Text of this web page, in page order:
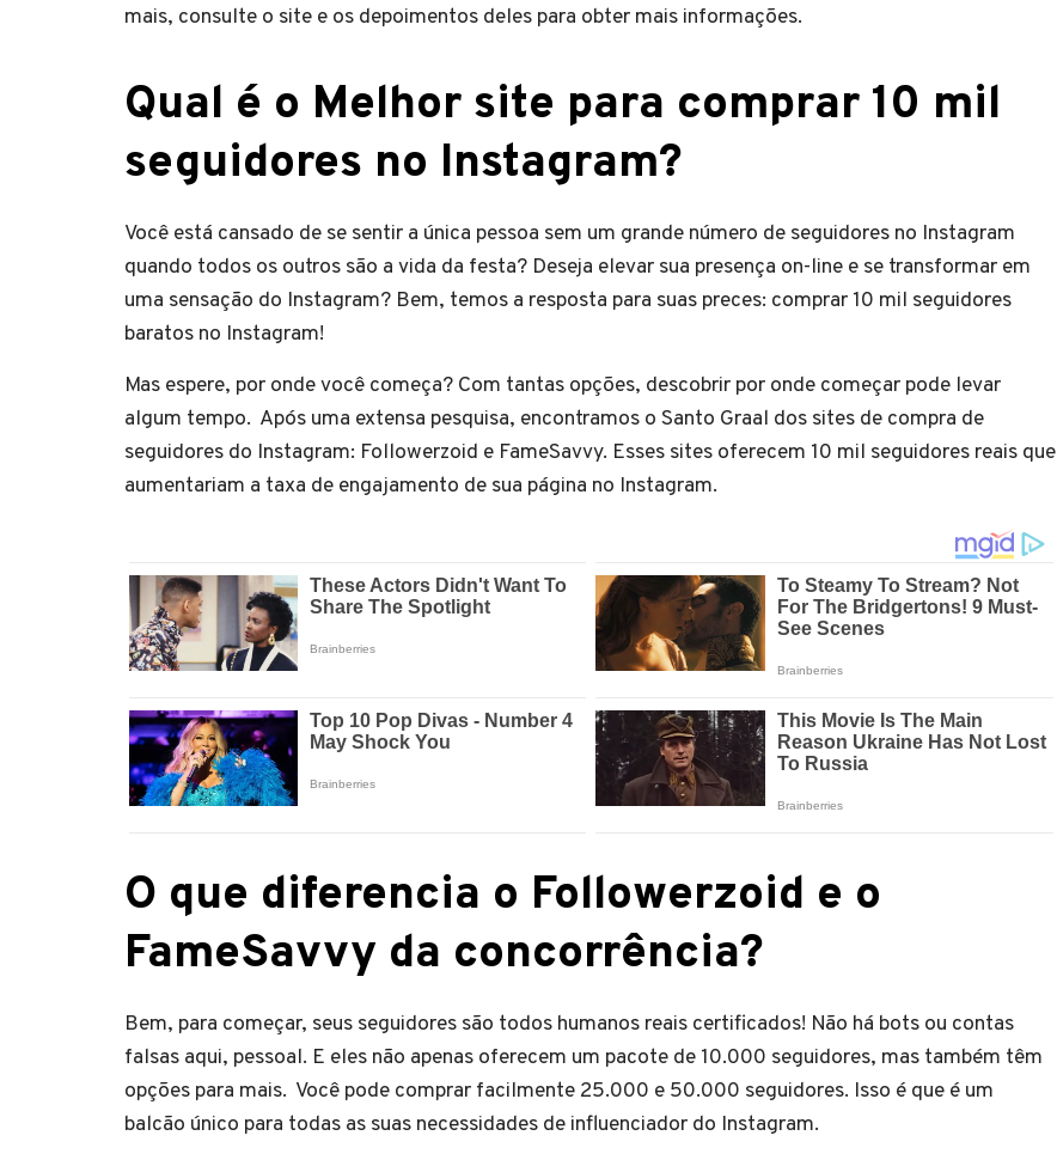
mais, consulte o site e os depoimentos deles para obter mais informações.
Qual é o Melhor site para comprar 10 mil
seguidores no Instagram?
Você está cansado de se sentir a única pessoa sem um grande número de seguidores no Instagram
quando todos os outros são a vida da festa? Deseja elevar sua presença on-line e se transformar em
uma sensação do Instagram? Bem, temos a resposta para suas preces: comprar 10 mil seguidores
baratos no Instagram!
Mas espere, por onde você começa? Com tantas opções, descobrir por onde começar pode levar
algum tempo. Após uma extensa pesquisa, encontramos o Santo Graal dos sites de compra de
seguidores do Instagram: Followerzoid e FameSavvy. Esses sites oferecem 10 mil seguidores reais que
aumentariam a taxa de engajamento de sua página no Instagram.
O que diferencia o Followerzoid e o
FameSavvy da concorrência?
Bem, para começar, seus seguidores são todos humanos reais certificados! Não há bots ou contas
falsas aqui, pessoal. E eles não apenas oferecem um pacote de 10.000 seguidores, mas também têm
opções para mais. Você pode comprar facilmente 25.000 e 50.000 seguidores. Isso é que é um
balcão único para todas as suas necessidades de influenciador do Instagram.